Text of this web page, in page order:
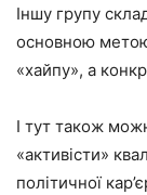
Іншу групу
основною
«хайпу», а
І тут також
«активісти»
політичної